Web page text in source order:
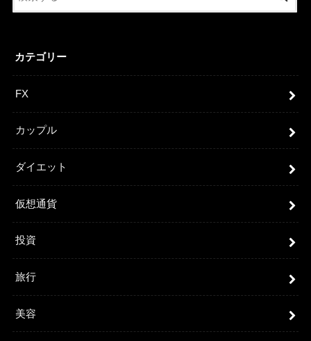
カテゴリー
FX
カップル
ダイエット
仮想通貨
投資
旅行
美容